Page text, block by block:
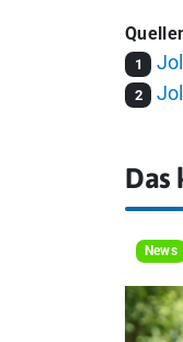
1
2
Das
News